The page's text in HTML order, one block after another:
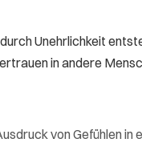
Unehrlichkeit
in andere
von Gefühlen in